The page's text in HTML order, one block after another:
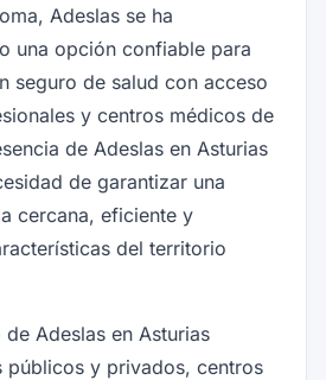
Adeslas se ha
una opción confiable para
seguro de salud con acceso
y centros médicos de
de Adeslas en Asturias
de garantizar una
cercana, eficiente y
del territorio
Adeslas en Asturias
públicos y privados, centros